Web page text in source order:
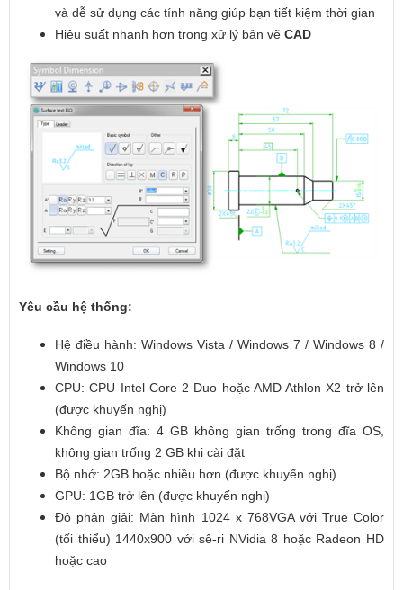
và dễ sử dụng các tính năng giúp bạn tiết kiệm thời gian
Hiệu suất nhanh hơn trong xử lý bản vẽ CAD
Yêu cầu hệ thống:
Hệ điều hành: Windows Vista / Windows 7 / Windows 8 /
Windows 10
CPU: CPU Intel Core 2 Duo hoặc AMD Athlon X2 trở lên
(được khuyến nghị)
Không gian đĩa: 4 GB không gian trống trong đĩa OS,
không gian trống 2 GB khi cài đặt
Bộ nhớ: 2GB hoặc nhiều hơn (được khuyến nghị)
GPU: 1GB trở lên (được khuyến nghị)
Độ phân giải: Màn hình 1024 x 768VGA với True Color
(tối thiểu) 1440x900 với sê-ri NVidia 8 hoặc Radeon HD
hoặc cao